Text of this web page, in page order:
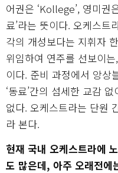
어권은 ‘Kollege’, 영미권
료’라는 뜻이다. 오케스
각의 개성보다는 지휘자
위임하여 연주를 선보이
이다. 준비 과정에서 앙상
‘동료’간의 섬세한 교감
없다. 오케스트라는 단원
라 본다.
현재 국내 오케스트라에
도 많은데, 아주 오래전에